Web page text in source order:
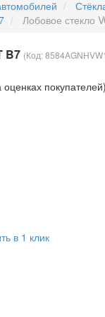
Лобовое стекло
B7 (Код:
покупателей)
в 1 клик